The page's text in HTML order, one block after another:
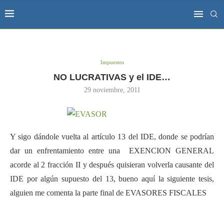
Impuestos
NO LUCRATIVAS y el IDE…
29 noviembre, 2011
Y sigo dándole vuelta al artículo 13 del IDE, donde se podrían
dar un enfrentamiento entre una EXENCION GENERAL
acorde al 2 fracción II y después quisieran volverla causante del
IDE por algún supuesto del 13, bueno aquí la siguiente tesis,
alguien me comenta la parte final de EVASORES FISCALES